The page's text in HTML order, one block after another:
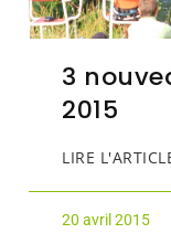
3
2015
LIRE
20 avril 2015